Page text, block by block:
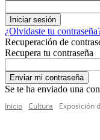
¿Olvidaste tu
Recuperación de
Recupera tu contraseña
Se te ha enviado una
Inicio Cultura Exposición